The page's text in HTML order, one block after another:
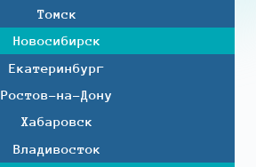
Томск
Новосибирск
Екатеринбург
Ростов-на-Дону
Хабаровск
Владивосток